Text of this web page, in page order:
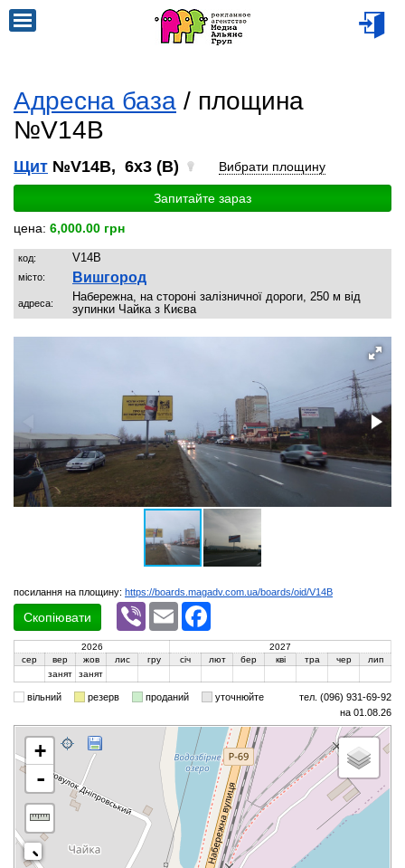
Адресна база / площина
№V14B
Щит №V14B, 6x3 (B) Вибрати площину
Запитайте зараз
цена: 6,000.00 грн
код: V14B
місто: Вишгород
адреса:
Набережна, на стороні залізничної дороги, 250 м від
зупинки Чайка з Києва
посилання на площину: https://boards.magadv.com.ua/boards/oid/V14B
Скопіювати
Viber Email
2026
2027
сер
вер жов лис гру січ лют бер кві тра чер
лип
занят
занят
вільний резерв проданий уточнюйте
тел. (096) 931-69-92
на 01.08.26
+
-